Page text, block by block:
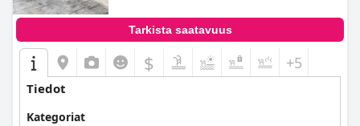
Tarkista saatavuus
$ +5
Tiedot
Kategoriat